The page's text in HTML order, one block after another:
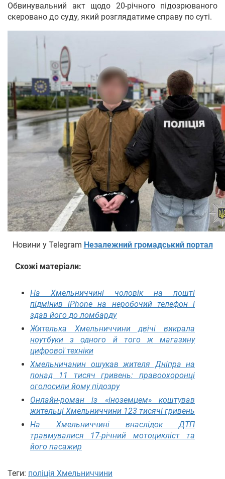
Обвинувальний акт щодо 20-річного підозрюваного
скеровано до суду, який розглядатиме справу по суті.
Новини у Telegram Незалежний громадський портал
Схожі матеріали:
На Хмельниччині чоловік на пошті
підмінив iPhone на неробочий телефон і
здав його до ломбарду
Жителька Хмельниччини двічі викрала
ноутбуки з одного й того ж магазину
цифрової техніки
Хмельничанин ошукав жителя Дніпра на
понад 11 тисяч гривень: правоохоронці
оголосили йому підозру
Онлайн-роман із «іноземцем» коштував
жительці Хмельниччини 123 тисячі гривень
На Хмельниччині внаслідок ДТП
травмувалися 17-річний мотоцикліст та
його пасажир
Теги: поліція Хмельниччини